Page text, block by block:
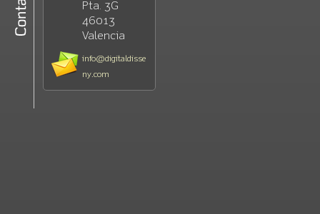
Pta. 3G
46013
Valencia
info@digitaldisse
ny.com